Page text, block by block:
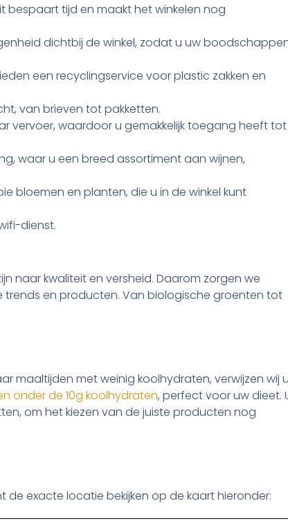
bespaart tijd en maakt het winkelen nog
dichtbij de winkel, zodat u uw
een recyclingservice voor plastic zakken en
van brieven tot pakketten.
vervoer, waardoor u gemakkelijk toegang heeft tot
waar u een breed assortiment aan wijnen,
bloemen en planten, die u in de winkel kunt
dienst.
naar kwaliteit en versheid. Daarom zorgen we
en producten. Van biologische groenten tot
maaltijden met weinig koolhydraten, verwijzen wij
onder de 10g koolhydraten, perfect voor uw dieet.
om het kiezen van de juiste producten nog
de exacte locatie bekijken op de kaart hieronder: